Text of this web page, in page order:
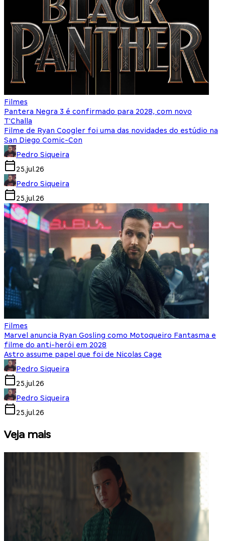
Filmes
Pantera Negra 3 é confirmado para 2028, com novo
T'Challa
Filme de Ryan Coogler foi uma das novidades do estúdio na
San Diego Comic-Con
Pedro Siqueira
25.jul.26
Pedro Siqueira
25.jul.26
Filmes
Marvel anuncia Ryan Gosling como Motoqueiro Fantasma e
filme do anti-herói em 2028
Astro assume papel que foi de Nicolas Cage
Pedro Siqueira
25.jul.26
Pedro Siqueira
25.jul.26
Veja mais